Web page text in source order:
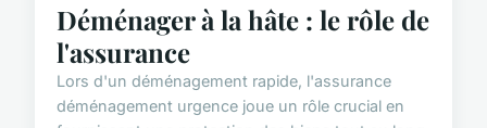
Déménager à la hâte : le rôle de
l'assurance
Lors d'un déménagement rapide, l'assurance
déménagement urgence joue un rôle crucial en